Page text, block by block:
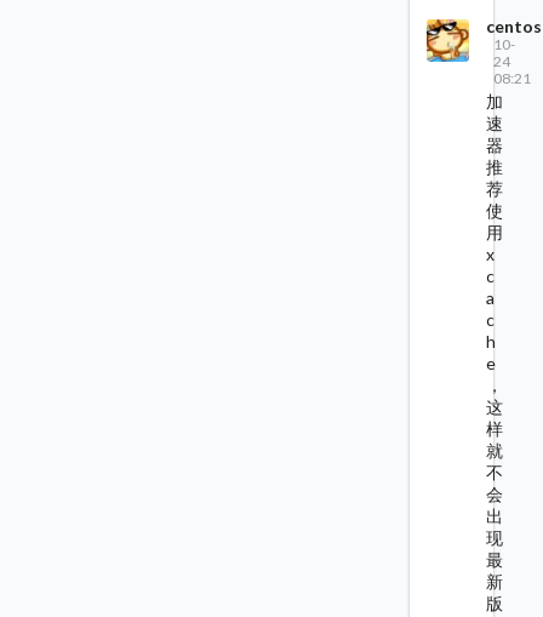
centos
10-
24
08:21
加
速
器
推
荐
使
用
x
c
a
c
h
e
，
这
样
就
不
会
出
现
最
新
版